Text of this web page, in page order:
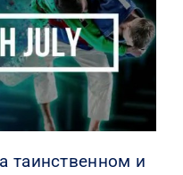
таинственном и